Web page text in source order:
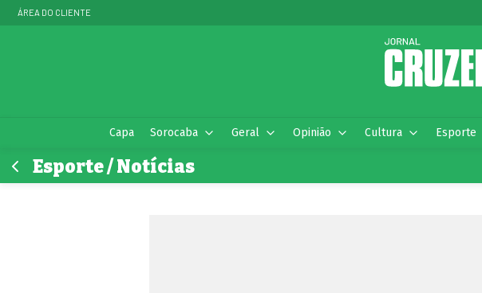
ÁREA DO CLIENTE
Capa Sorocaba Geral Opinião Cultura Esporte
Esporte / Notícias